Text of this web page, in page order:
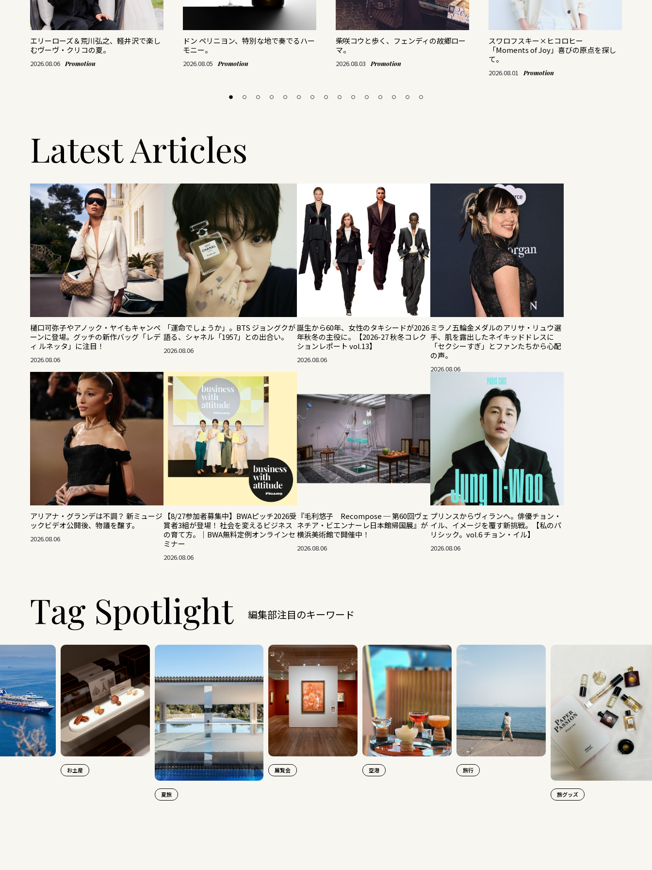
エリーローズ＆荒川弘之、軽井沢で楽し
むヴーヴ・クリコの夏。
2026.08.06 Promotion
ドン ペリニヨン、特別な地で奏でるハー
モニー。
2026.08.05 Promotion
柴咲コウと歩く、フェンディの故郷ロー
マ。
2026.08.03 Promotion
スワロフスキー×ヒコロヒー
「Moments of Joy」喜びの原点を探し
て。
2026.08.01 Promotion
Latest Articles
樋口可弥子やアノック・ヤイもキャンペ
ーンに登場。グッチの新作バッグ「レデ
ィ ルネッタ」に注目！
2026.08.06
「運命でしょうか」。BTS ジョングクが
語る、シャネル「1957」との出合い。
2026.08.06
誕生から60年、女性のタキシードが2026
年秋冬の主役に。【2026-27 秋冬コレク
ションレポート vol.13】
2026.08.06
ミラノ五輪金メダルのアリサ・リュウ選
手、肌を露出したネイキッドドレスに
「セクシーすぎ」とファンたちから心配
の声。
2026.08.06
アリアナ・グランデは不調？ 新ミュージ
ックビデオ公開後、物議を醸す。
2026.08.06
【8/27参加者募集中】BWAピッチ2026受
賞者3組が登場！ 社会を変えるビジネス
の育て方。｜BWA無料定例オンラインセ
ミナー
2026.08.06
『毛利悠子 Recompose ─ 第60回ヴェ
ネチア・ビエンナーレ日本館帰国展』が
横浜美術館で開催中！
2026.08.06
プリンスからヴィランへ。俳優チョン・
イル、イメージを覆す新挑戦。【私のパ
リシック。vol.6 チョン・イル】
2026.08.06
Tag Spotlight 編集部注目のキーワード
展覧会